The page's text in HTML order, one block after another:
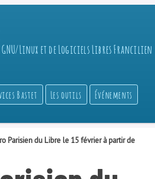
Linux et de Logiciels Libres Francilien
Bastet Les outils Événements
Parisien du Libre le 15 février à partir de